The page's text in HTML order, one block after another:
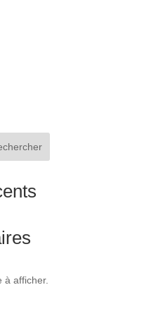
à afficher.